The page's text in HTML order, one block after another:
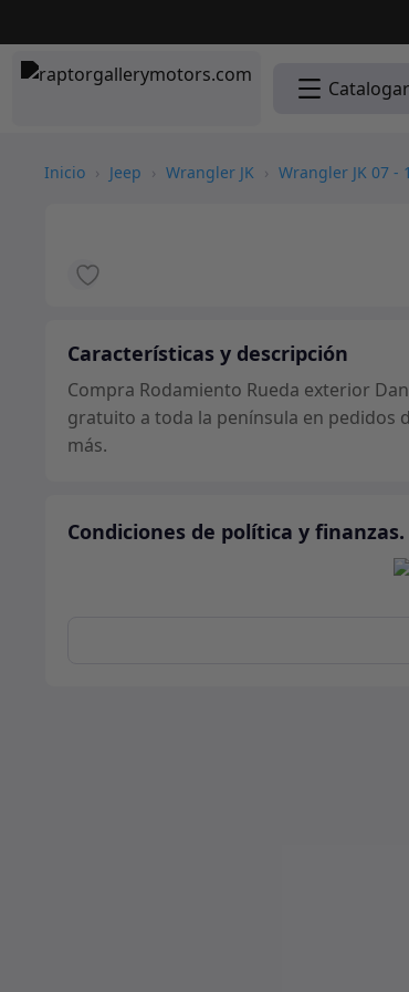
Catalogar
Inicio › Jeep › Wrangler JK › Wrangler JK 07 -
Características y descripción
Compra Rodamiento Rueda exterior
gratuito a toda la península en pedidos
más.
Condiciones de política y finanzas.